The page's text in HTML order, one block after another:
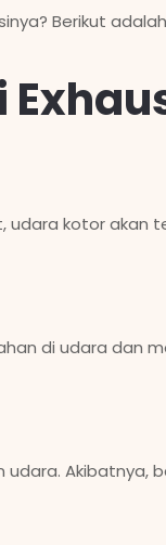
Berikut
udara kotor akan
di udara dan
Akibatnya,